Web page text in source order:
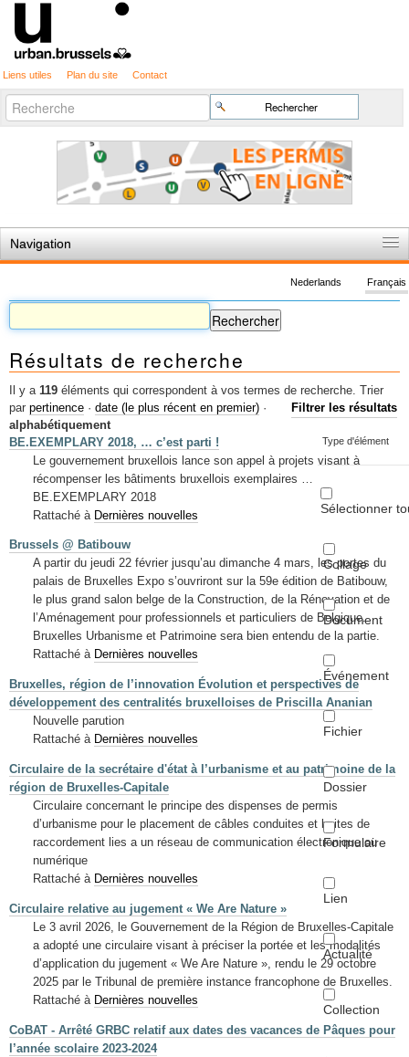
Liens utiles Plan du site Contact
Chercher par
Recherche
avancée…
Navigation
Règles du jeu
Permis d'urbanisme
Cartographie
Etudes et publications
Mots-clés
Renseignements urbanistiques
Français
Nederlands
Résultats de recherche
Il y a 119 éléments qui correspondent à vos termes de recherche.
Filtrer les résultats
Type d'élément
Sélectionner
Collage
Document
Événement
Fichier
Dossier
Formulaire
Lien
Actualité
Collection
Trier
par pertinence · date (le plus récent en premier) ·
alphabétiquement
BE.EXEMPLARY 2018, … c’est parti !
Le gouvernement bruxellois lance son appel à projets visant à
récompenser les bâtiments bruxellois exemplaires …
BE.EXEMPLARY 2018
Rattaché à Dernières nouvelles
Brussels @ Batibouw
A partir du jeudi 22 février jusqu’au dimanche 4 mars, les portes du
palais de Bruxelles Expo s’ouvriront sur la 59e édition de Batibouw,
le plus grand salon belge de la Construction, de la Rénovation et de
l’Aménagement pour professionnels et particuliers de Belgique.
Bruxelles Urbanisme et Patrimoine sera bien entendu de la partie.
Rattaché à Dernières nouvelles
Bruxelles, région de l’innovation Évolution et perspectives de
développement des centralités bruxelloises de Priscilla Ananian
Nouvelle parution
Rattaché à Dernières nouvelles
Circulaire de la secrétaire d'état à l’urbanisme et au patrimoine de la
région de Bruxelles-Capitale
Circulaire concernant le principe des dispenses de permis
d’urbanisme pour le placement de câbles conduites et boites de
raccordement lies a un réseau de communication électronique ou
numérique
Rattaché à Dernières nouvelles
Circulaire relative au jugement « We Are Nature »
Le 3 avril 2026, le Gouvernement de la Région de Bruxelles-Capitale
a adopté une circulaire visant à préciser la portée et les modalités
d’application du jugement « We Are Nature », rendu le 29 octobre
2025 par le Tribunal de première instance francophone de Bruxelles.
Rattaché à Dernières nouvelles
CoBAT - Arrêté GRBC relatif aux dates des vacances de Pâques pour
l’année scolaire 2023-2024